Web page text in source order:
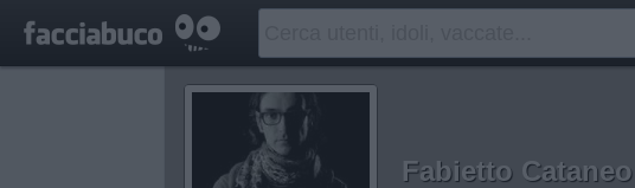
Fabietto Cataneo